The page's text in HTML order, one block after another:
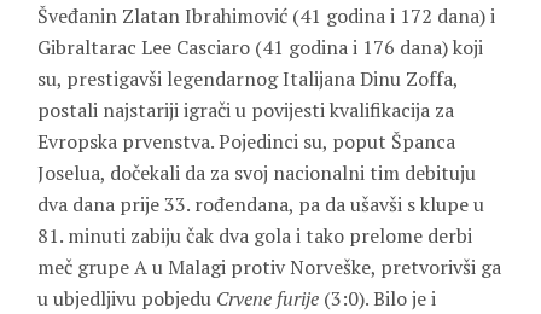
Šveđanin Zlatan Ibrahimović (41 godina i 172 dana) i
Gibraltarac Lee Casciaro (41 godina i 176 dana) koji
su, prestigavši legendarnog Italijana Dinu Zoffa,
postali najstariji igrači u povijesti kvalifikacija za
Evropska prvenstva. Pojedinci su, poput Španca
Joselua, dočekali da za svoj nacionalni tim debituju
dva dana prije 33. rođendana, pa da ušavši s klupe u
81. minuti zabiju čak dva gola i tako prelome derbi
meč grupe A u Malagi protiv Norveške, pretvorivši ga
u ubjedljivu pobjedu Crvene furije (3:0). Bilo je i